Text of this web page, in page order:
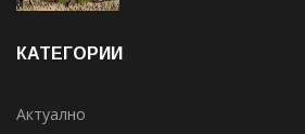
КАТЕГОРИИ
Актуално